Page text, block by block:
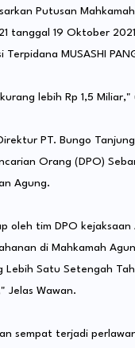
Putusan
tanggal 19 Oktober
MUSASHI
lebih Rp 1,5
PT. Bungo
Orang (DPO)
Agung.
oleh tim DPO
di Mahkamah
Lebih Satu Setengah
Jelas Wawan.
sempat terjadi